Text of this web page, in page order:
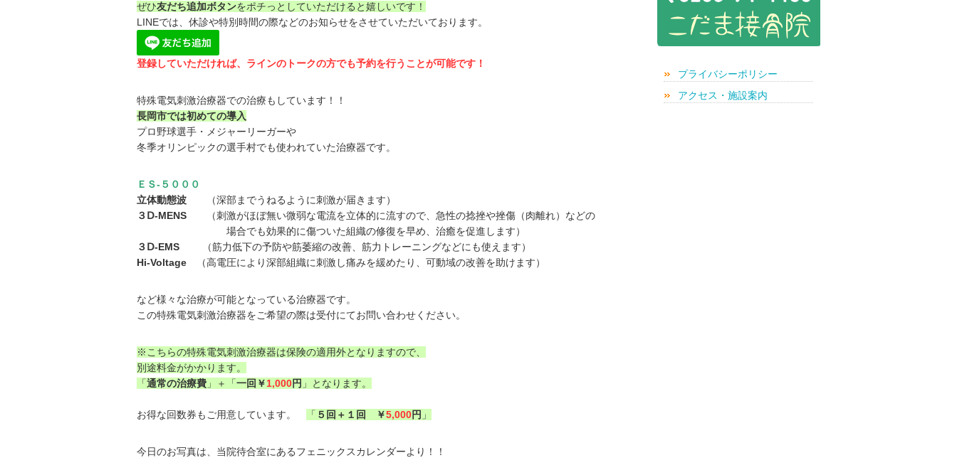
プライバシーポリシー
アクセス・施設案内
ぜひ友だち追加ボタンをポチっとしていただけると嬉しいです！
LINEでは、休診や特別時間の際などのお知らせをさせていただいております。
登録していただければ、ラインのトークの方でも予約を行うことが可能です！
特殊電気刺激治療器での治療もしています！！
長岡市では初めての導入
プロ野球選手・メジャーリーガーや
冬季オリンピックの選手村でも使われていた治療器です。
ＥＳ-５０００
立体動態波 （深部までうねるように刺激が届きます）
３Ⅾ-MENS （刺激がほぼ無い微弱な電流を立体的に流すので、急性の捻挫や挫傷（肉離れ）などの
場合でも効果的に傷ついた組織の修復を早め、治癒を促進します）
３Ⅾ-EMS （筋力低下の予防や筋萎縮の改善、筋力トレーニングなどにも使えます）
Hi-Voltage （高電圧により深部組織に刺激し痛みを緩めたり、可動域の改善を助けます）
など様々な治療が可能となっている治療器です。
この特殊電気刺激治療器をご希望の際は受付にてお問い合わせください。
※こちらの特殊電気刺激治療器は保険の適用外となりますので、
別途料金がかかります。
「通常の治療費 」＋「一回￥1,000円 」となります。
お得な回数券もご用意しています。 「 ５回＋１回 ￥5,000円 」
今日のお写真は、当院待合室にあるフェニックスカレンダーより！！